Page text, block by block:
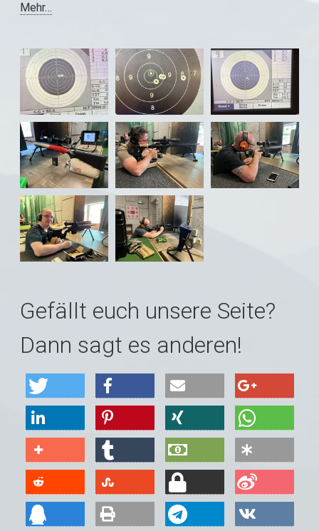
Mehr…
Gefällt euch unsere Seite?
Dann sagt es anderen!